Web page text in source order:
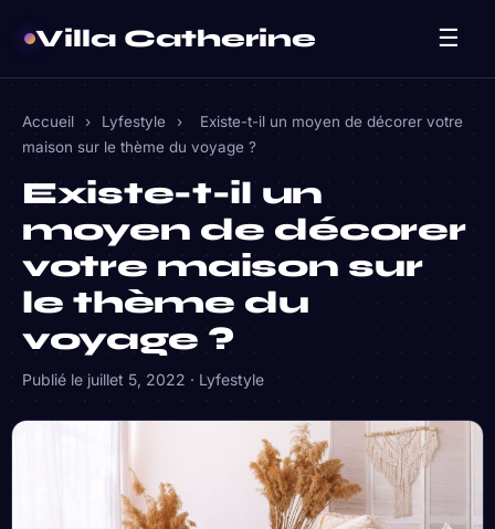
Villa Catherine ☰
Accueil › Lyfestyle ›
Existe-t-il un moyen de décorer votre
maison sur le thème du voyage ?
Existe-t-il un
moyen de décorer
votre maison sur
le thème du
voyage ?
Publié le juillet 5, 2022 · Lyfestyle